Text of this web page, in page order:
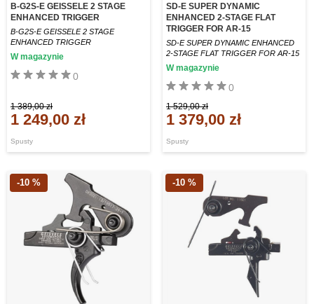
B-G2S-E GEISSELE 2 STAGE
ENHANCED TRIGGER
B-G2S-E GEISSELE 2 STAGE
ENHANCED TRIGGER
Spusty
0
W magazynie
1 389,00 zł
1 249,00 zł
SD-E SUPER DYNAMIC
ENHANCED 2-STAGE FLAT
TRIGGER FOR AR-15
SD-E SUPER DYNAMIC ENHANCED
2-STAGE FLAT TRIGGER FOR AR-15
Spusty
0
W magazynie
1 529,00 zł
1 379,00 zł
-10 % -10 %